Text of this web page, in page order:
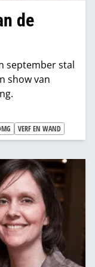
de
september stal
show van
VERF EN WAND